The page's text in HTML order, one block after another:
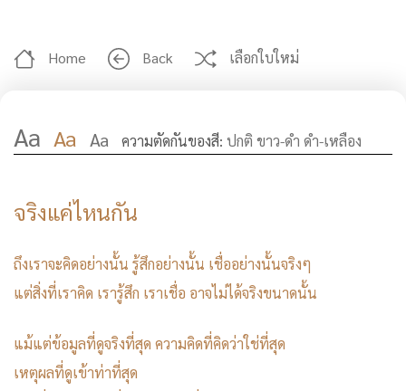
Home Back เลือกใบใหม่
Aa Aa Aa ความตัดกันของสี: ปกติ ขาว-ดำ ดำ-เหลือง
จริงแค่ไหนกัน
ถึงเราจะคิดอย่างนั้น รู้สึกอย่างนั้น เชื่ออย่างนั้นจริงๆ
แต่สิ่งที่เราคิด เรารู้สึก เราเชื่อ อาจไม่ได้จริงขนาดนั้น
แม้แต่ข้อมูลที่ดูจริงที่สุด ความคิดที่คิดว่าใช่ที่สุด
เหตุผลที่ดูเข้าท่าที่สุด